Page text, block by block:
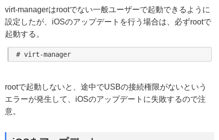
virt-managerはrootでない一般ユーザーで起動できるように
設定したが、iOSのアップデートを行う場合は、必ずrootで
起動する。
# virt-manager
rootで起動しないと、途中でUSBの接続権限がないという
エラーが発生して、iOSのアップデートに失敗するので注
意。